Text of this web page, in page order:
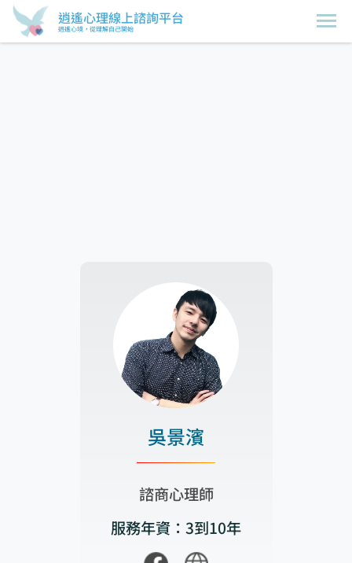
逍遙心理線上諮詢平台
逍遙心境，從理解自己開始
吳景濱
諮商心理師
服務年資：3到10年